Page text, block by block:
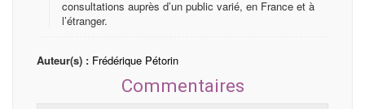
consultations auprès d’un public varié, en France et à
l’étranger.
Auteur(s) : Frédérique Pétorin
Commentaires